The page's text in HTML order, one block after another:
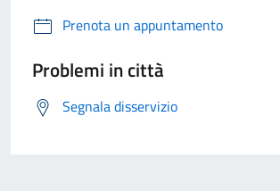
Prenota un appuntamento
Problemi in città
Segnala disservizio